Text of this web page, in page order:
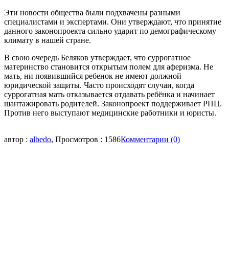
Эти новости общества были подхвачены разными
специалистами и экспертами. Они утверждают, что принятие
данного законопроекта сильно ударит по демографическому
климату в нашей стране.
В свою очередь Беляков утверждает, что суррогатное
материнство становится открытым полем для аферизма. Не
мать, ни появившийся ребенок не имеют должной
юридической защиты. Часто происходят случаи, когда
суррогатная мать отказывается отдавать ребёнка и начинает
шантажировать родителей. Законопроект поддерживает РПЦ.
Против него выступают медицинские работники и юристы.
автор : albedo, Просмотров : 1586Комментарии (0)